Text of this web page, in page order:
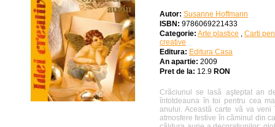
Autor: Susanne Hoffmann
ISBN: 9786069221433
Categorie: Arte plastice , Carti
creative
Editura: Editura Casa
An apartie: 2009
Pret de la: 12.9 RON
Crãciunul se lasã aşteptat an
întotdeauna în toi pentru cea
anului. Aceastã carte vã va
atmosfere festive în cãminul din